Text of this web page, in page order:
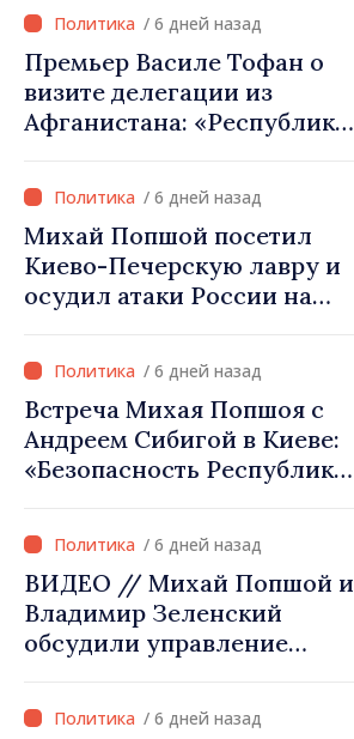
/ 6 дней назад
Премьер Василе Тофан о
визите делегации из
Афганистана: «Республика
власть талибов. Одобрение
этого визита было ошибкой
в оценке и
межведомственной
координации»
/ 6 дней назад
Михай Попшой посетил
Киево-Печерскую лавру и
осудил атаки России на
Украины
/ 6 дней назад
Встреча Михая Попшоя с
Андреем Сибигой в Киеве:
«Безопасность Республики
безопасностью Украины»
/ 6 дней назад
ВИДЕО // Михай Попшой и
Владимир Зеленский
обсудили управление
ситуацией в бассейне реки
Днестр и совместные
/ 6 дней назад